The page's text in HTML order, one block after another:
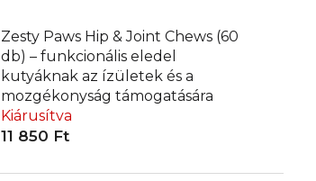
Zesty Paws Hip & Joint Chews (60
db) – funkcionális eledel
kutyáknak az ízületek és a
mozgékonyság támogatására
Kiárusítva
11 850 Ft